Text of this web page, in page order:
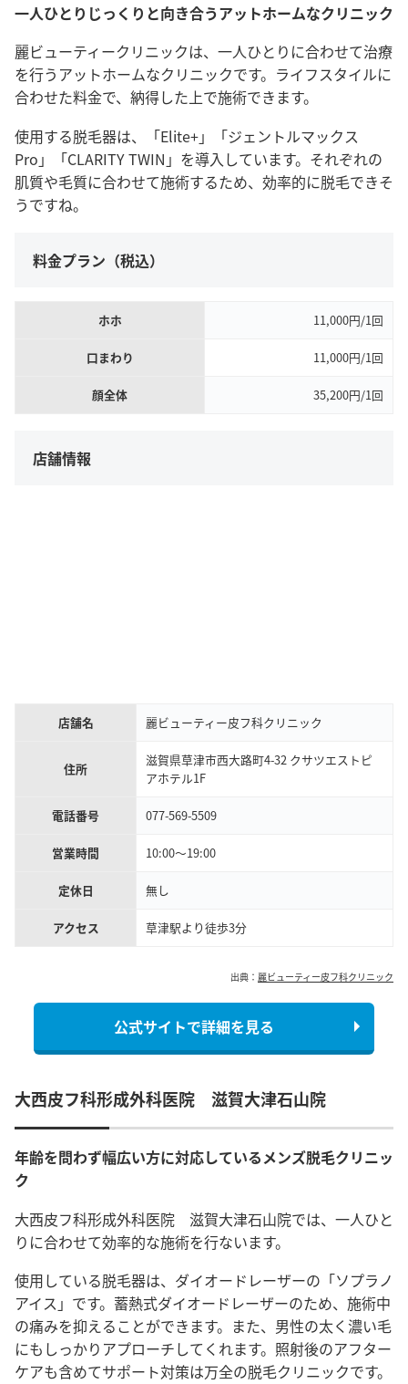
一人ひとりじっくりと向き合うアットホームなクリニック
麗ビューティークリニックは、一人ひとりに合わせて治療
を行うアットホームなクリニックです。ライフスタイルに
合わせた料金で、納得した上で施術できます。
使用する脱毛器は、「Elite+」「ジェントルマックス
Pro」「CLARITY TWIN」を導入しています。それぞれの
肌質や毛質に合わせて施術するため、効率的に脱毛できそ
うですね。
料金プラン（税込）
ホホ 11,000円/1回
口まわり 11,000円/1回
顔全体 35,200円/1回
店舗情報
店舗名 麗ビューティー皮フ科クリニック
住所
滋賀県草津市西大路町4-32 クサツエストピ
アホテル1F
電話番号 077-569-5509
営業時間 10:00〜19:00
定休日 無し
アクセス 草津駅より徒歩3分
出典： 麗ビューティー皮フ科クリニック
公式サイトで詳細を見る
大西皮フ科形成外科医院 滋賀大津石山院
年齢を問わず幅広い方に対応しているメンズ脱毛クリニッ
ク
大西皮フ科形成外科医院 滋賀大津石山院では、一人ひと
りに合わせて効率的な施術を行ないます。
使用している脱毛器は、ダイオードレーザーの「ソプラノ
アイス」です。蓄熱式ダイオードレーザーのため、施術中
の痛みを抑えることができます。また、男性の太く濃い毛
にもしっかりアプローチしてくれます。照射後のアフター
ケアも含めてサポート対策は万全の脱毛クリニックです。